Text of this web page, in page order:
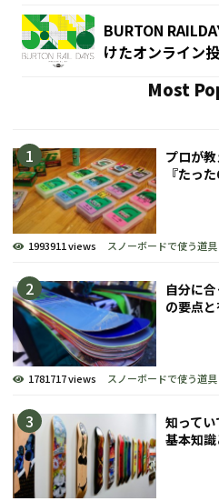
BURTON
けたオンライン
Most
プロが
『たっ
1993911 views スノーボードで使う道具
自分に
の要点
1781717 views スノーボードで使う道具
知って
基本知識